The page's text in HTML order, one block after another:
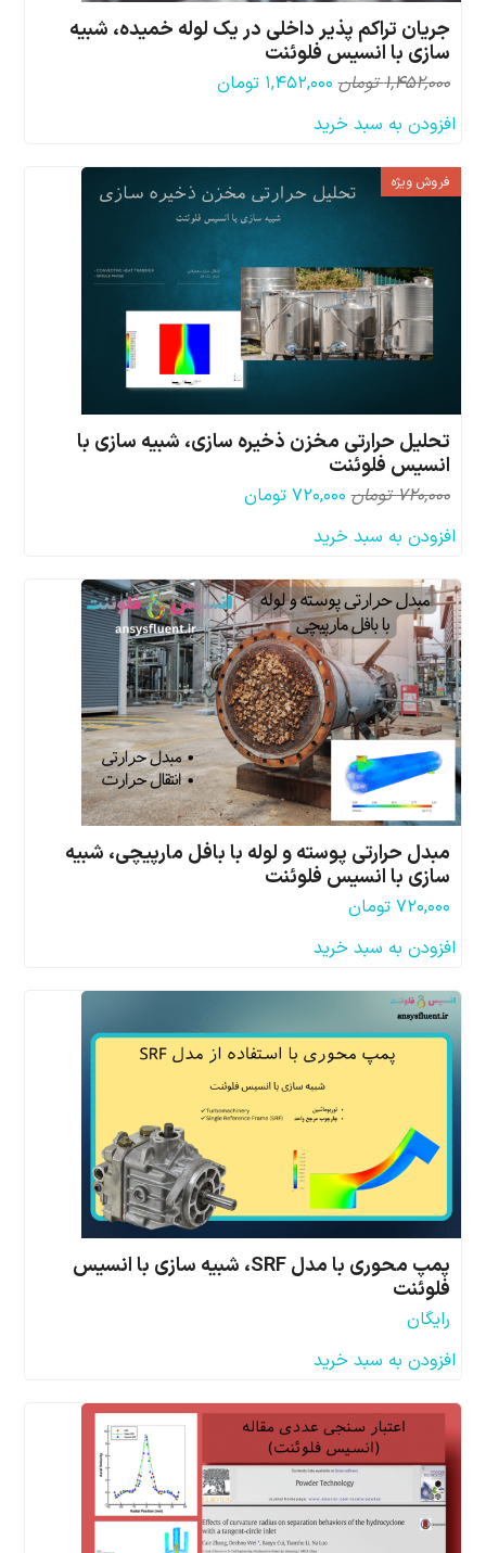
جریان تراکم پذیر داخلی در یک لوله خمیده، شبیه
سازی با انسیس فلوئنت
۱,۴۵۲,۰۰۰ تومان قیمت
۱,۴۵۲,۰۰۰ تومانقیمت
افزودن به سبد خرید
فروش ویژه
تحلیل حرارتی مخزن ذخیره سازی، شبیه سازی با
انسیس فلوئنت
۷۲۰,۰۰۰ تومان قیمت
۷۲۰,۰۰۰ تومانقیمت
افزودن به سبد خرید
مبدل حرارتی پوسته و لوله با بافل مارپیچی، شبیه
سازی با انسیس فلوئنت
۷۲۰,۰۰۰ تومان
افزودن به سبد خرید
پمپ محوری با مدل SRF، شبیه سازی با انسیس
فلوئنت
رایگان
افزودن به سبد خرید